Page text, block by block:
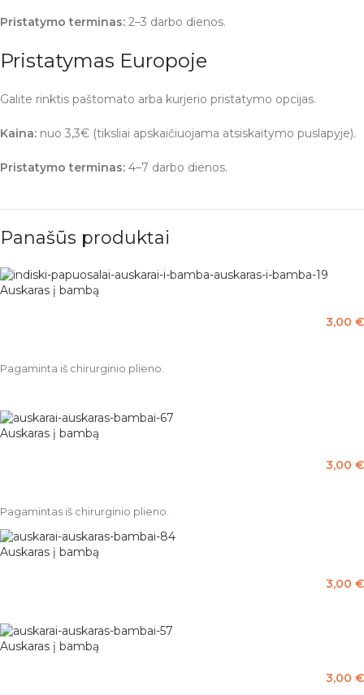
Pristatymo terminas: 2–3 darbo dienos.
Pristatymas Europoje
Galite rinktis paštomato arba kurjerio pristatymo opcijas.
Kaina: nuo 3,3€ (tiksliai apskaičiuojama atsiskaitymo puslapyje).
Pristatymo terminas: 4–7 darbo dienos.
Panašūs produktai
Auskaras į bambą
3,00 €
Pagaminta iš chirurginio plieno.
Auskaras į bambą
3,00 €
Pagamintas iš chirurginio plieno.
Auskaras į bambą
3,00 €
Auskaras į bambą
3,00 €